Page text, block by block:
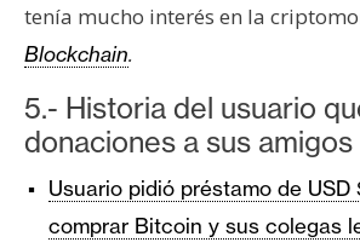
tenía mucho interés en la
Blockchain.
5.- Historia del usuario
donaciones a sus amigos
Usuario pidió préstamo de
comprar Bitcoin y sus colegas